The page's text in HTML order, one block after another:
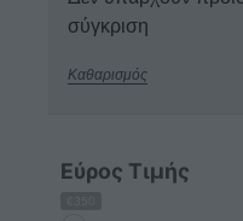
σύγκριση
Καθαρισμός
Εύρος Τιμής